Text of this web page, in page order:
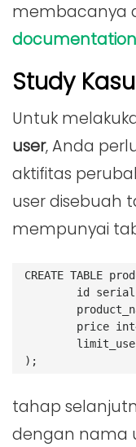
membacanya
documentation
Study
Untuk
user, Anda
aktifitas
user disebuah
mempunyai
CREATE TABLE
id
price
);
tahap
dengan nama